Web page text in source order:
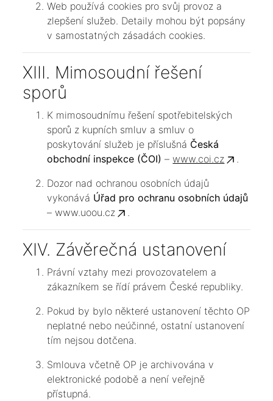
Web používá cookies pro svůj provoz a
zlepšení služeb. Detaily mohou být popsány
v samostatných zásadách cookies.
XIII. Mimosoudní řešení
sporů
K mimosoudnímu řešení spotřebitelských
sporů z kupních smluv a smluv o
poskytování služeb je příslušná Česká
obchodní inspekce (ČOI) –www.coi.cz
.
Dozor nad ochranou osobních údajů
vykonává Úřad pro ochranu osobních údajů
–www.uoou.cz .
XIV. Závěrečná ustanovení
Právní vztahy mezi provozovatelem a
zákazníkem se řídí právem České republiky.
Pokud by bylo některé ustanovení těchto OP
neplatné nebo neúčinné, ostatní ustanovení
tím nejsou dotčena.
Smlouva včetně OP je archivována v
elektronické podobě a není veřejně
přístupná.